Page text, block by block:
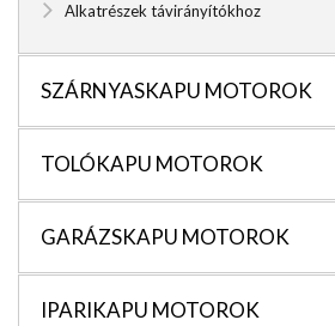
Alkatrészek távirányítókhoz
SZÁRNYASKAPU MOTOROK
TOLÓKAPU MOTOROK
GARÁZSKAPU MOTOROK
IPARIKAPU MOTOROK